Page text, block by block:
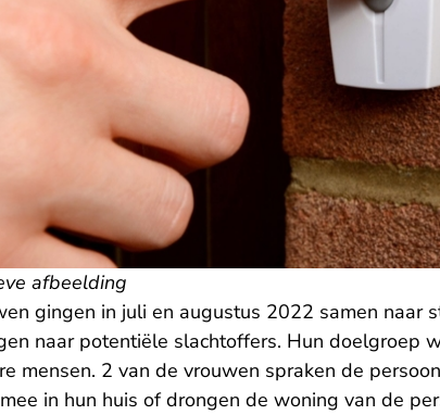
afbeelding
gingen in juli en augustus 2022 samen naar
naar potentiële slachtoffers. Hun doelgroep
mensen. 2 van de vrouwen spraken de
in hun huis of drongen de woning van de